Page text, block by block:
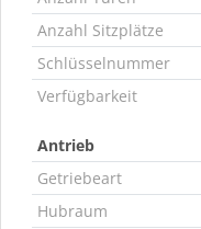
Anzahl Sitzplätze
Schlüsselnummer
Verfügbarkeit
Antrieb
Getriebeart
Hubraum